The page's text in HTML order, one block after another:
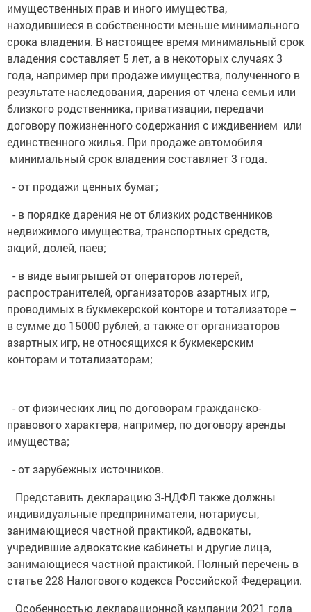
имущественных прав и иного имущества,
находившиеся в собственности меньше минимального
срока владения. В настоящее время минимальный срок
владения составляет 5 лет, а в некоторых случаях 3
года, например при продаже имущества, полученного в
результате наследования, дарения от члена семьи или
близкого родственника, приватизации, передачи
договору пожизненного содержания с иждивением или
единственного жилья. При продаже автомобиля
минимальный срок владения составляет 3 года.
- от продажи ценных бумаг;
- в порядке дарения не от близких родственников
недвижимого имущества, транспортных средств,
акций, долей, паев;
- в виде выигрышей от операторов лотерей,
распространителей, организаторов азартных игр,
проводимых в букмекерской конторе и тотализаторе –
в сумме до 15000 рублей, а также от организаторов
азартных игр, не относящихся к букмекерским
конторам и тотализаторам;
- от физических лиц по договорам гражданско-
правового характера, например, по договору аренды
имущества;
- от зарубежных источников.
Представить декларацию 3-НДФЛ также должны
индивидуальные предприниматели, нотариусы,
занимающиеся частной практикой, адвокаты,
учредившие адвокатские кабинеты и другие лица,
занимающиеся частной практикой. Полный перечень в
статье 228 Налогового кодекса Российской Федерации.
Особенностью декларационной кампании 2021 года